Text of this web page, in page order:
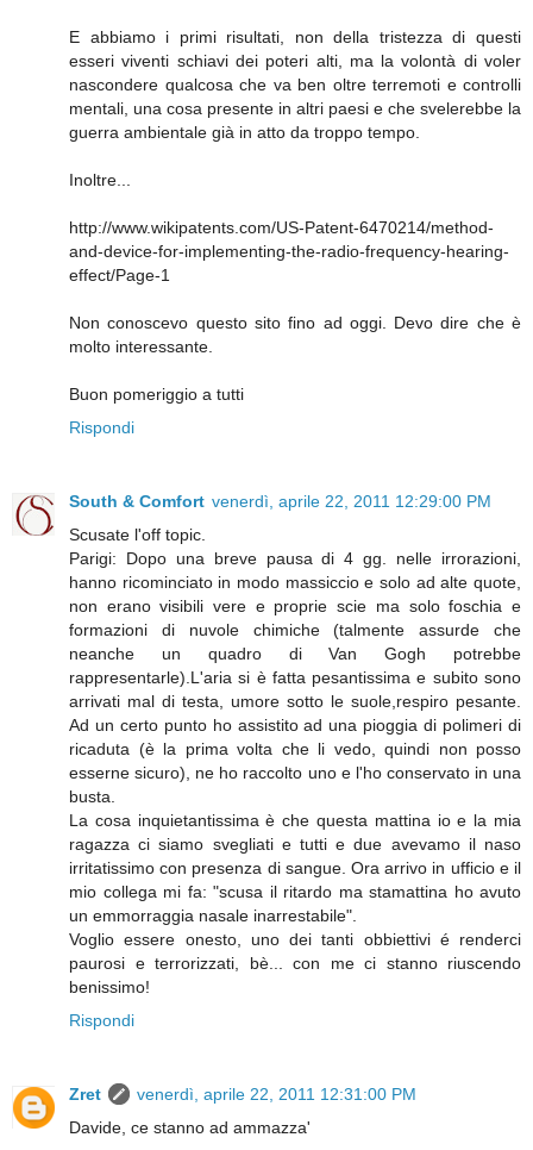
E abbiamo i primi risultati, non della tristezza di questi
esseri viventi schiavi dei poteri alti, ma la volontà di voler
nascondere qualcosa che va ben oltre terremoti e controlli
mentali, una cosa presente in altri paesi e che svelerebbe la
guerra ambientale già in atto da troppo tempo.
Inoltre...
http://www.wikipatents.com/US-Patent-6470214/method-
and-device-for-implementing-the-radio-frequency-hearing-
effect/Page-1
Non conoscevo questo sito fino ad oggi. Devo dire che è
molto interessante.
Buon pomeriggio a tutti
Rispondi
South & Comfort venerdì, aprile 22, 2011 12:29:00 PM
Scusate l'off topic.
Parigi: Dopo una breve pausa di 4 gg. nelle irrorazioni,
hanno ricominciato in modo massiccio e solo ad alte quote,
non erano visibili vere e proprie scie ma solo foschia e
formazioni di nuvole chimiche (talmente assurde che
neanche un quadro di Van Gogh potrebbe
rappresentarle).L'aria si è fatta pesantissima e subito sono
arrivati mal di testa, umore sotto le suole,respiro pesante.
Ad un certo punto ho assistito ad una pioggia di polimeri di
ricaduta (è la prima volta che li vedo, quindi non posso
esserne sicuro), ne ho raccolto uno e l'ho conservato in una
busta.
La cosa inquietantissima è che questa mattina io e la mia
ragazza ci siamo svegliati e tutti e due avevamo il naso
irritatissimo con presenza di sangue. Ora arrivo in ufficio e il
mio collega mi fa: "scusa il ritardo ma stamattina ho avuto
un emmorraggia nasale inarrestabile".
Voglio essere onesto, uno dei tanti obbiettivi é renderci
paurosi e terrorizzati, bè... con me ci stanno riuscendo
benissimo!
Rispondi
Zret
venerdì, aprile 22, 2011 12:31:00 PM
Davide, ce stanno ad ammazza'